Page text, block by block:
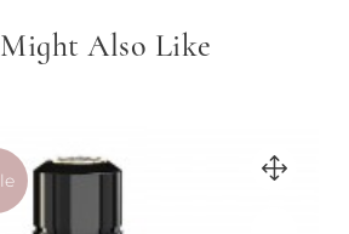
Also Like